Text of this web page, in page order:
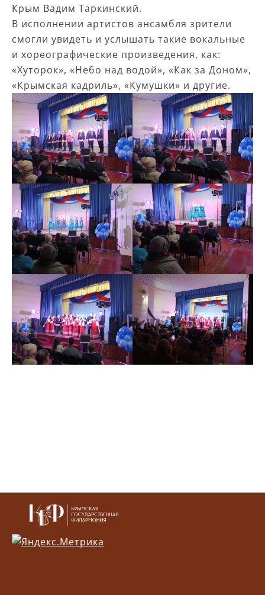
Крым Вадим Таркинский.
В исполнении артистов ансамбля зрители
смогли увидеть и услышать такие вокальные
и хореографические произведения, как:
«Хуторок», «Небо над водой», «Как за Доном»,
«Крымская кадриль», «Кумушки» и другие.